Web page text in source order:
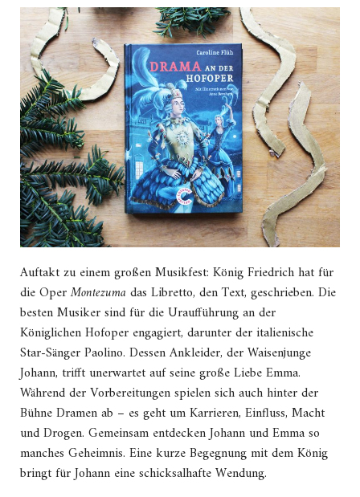
Auftakt zu einem großen Musikfest: König Friedrich hat für
die OperMontezumadas Libretto, den Text, geschrieben. Die
besten Musiker sind für die Uraufführung an der
Königlichen Hofoper engagiert, darunter der italienische
Star-Sänger Paolino. Dessen Ankleider, der Waisenjunge
Johann, trifft unerwartet auf seine große Liebe Emma.
Während der Vorbereitungen spielen sich auch hinter der
Bühne Dramen ab – es geht um Karrieren, Einfluss, Macht
und Drogen. Gemeinsam entdecken Johann und Emma so
manches Geheimnis. Eine kurze Begegnung mit dem König
bringt für Johann eine schicksalhafte Wendung.